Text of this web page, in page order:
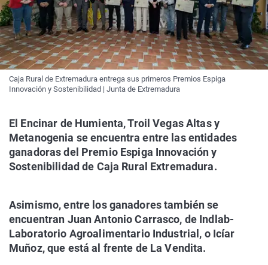
Caja Rural de Extremadura entrega sus primeros Premios Espiga
Innovación y Sostenibilidad | Junta de Extremadura
El Encinar de Humienta, Troil Vegas Altas y
Metanogenia se encuentra entre las entidades
ganadoras del Premio Espiga Innovación y
Sostenibilidad de Caja Rural Extremadura.
Asimismo, entre los ganadores también se
encuentran Juan Antonio Carrasco, de Indlab-
Laboratorio Agroalimentario Industrial, o Icíar
Muñoz, que está al frente de La Vendita.